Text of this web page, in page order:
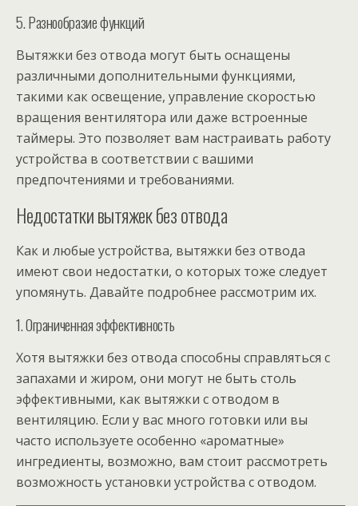
5. Разнообразие функций
Вытяжки без отвода могут быть оснащены
различными дополнительными функциями,
такими как освещение, управление скоростью
вращения вентилятора или даже встроенные
таймеры. Это позволяет вам настраивать работу
устройства в соответствии с вашими
предпочтениями и требованиями.
Недостатки вытяжек без отвода
Как и любые устройства, вытяжки без отвода
имеют свои недостатки, о которых тоже следует
упомянуть. Давайте подробнее рассмотрим их.
1. Ограниченная эффективность
Хотя вытяжки без отвода способны справляться с
запахами и жиром, они могут не быть столь
эффективными, как вытяжки с отводом в
вентиляцию. Если у вас много готовки или вы
часто используете особенно «ароматные»
ингредиенты, возможно, вам стоит рассмотреть
возможность установки устройства с отводом.